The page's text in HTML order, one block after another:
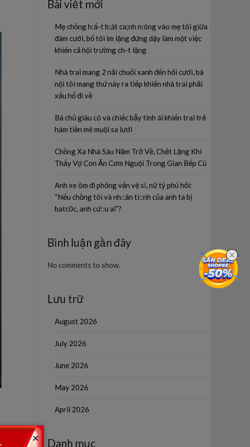
Bài viết mới
Mẹ chồng h:ấ-t b;át ca;nh n:óng vào mẹ tôi giữa
đám cưới, bố tôi im lặng đứng dậy làm một việc
khiến cả hội trường ch-t lặng
Nhà trai mang 2 nải chuối xanh đến hỏi cưới, bà
nội tôi mang thứ này ra tiếp khiến nhà trai phải
xấu hổ đi về
Bà chủ giàu có và chiếc bẫy tình ái khiến trai trẻ
hám tiền mê muội sa lưới
Chồng Xa Nhà Sáu Năm Trở Về, Chết Lặng Khi
Thấy Vợ Con Ăn Cơm Nguội Trong Gian Bếp Cũ
Anh xe ôm đi phỏng vấn vệ sĩ, nữ tỷ phú hỏi:
“Nếu chồng tôi và nh::ân tì::nh của anh ta bị
batc0c, anh cứ::u ai”?
Bình luận gần đây
No comments to show.
Lưu trữ
August 2026
July 2026
June 2026
May 2026
April 2026
Danh mục
×